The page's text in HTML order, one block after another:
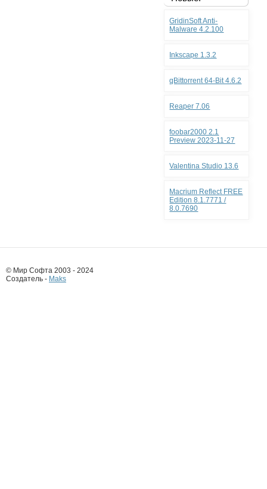
GridinSoft Anti-
Malware 4.2.100
Inkscape 1.3.2
qBittorrent 64-Bit 4.6.2
Reaper 7.06
foobar2000 2.1
Preview 2023-11-27
Valentina Studio 13.6
Macrium Reflect FREE
Edition 8.1.7771 /
8.0.7690
© Мир Софта 2003 - 2024
Создатель - Maks